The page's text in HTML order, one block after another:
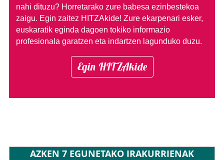
nahi dituzu? Horretarako zure babesa ezinbestekoa
zaigu. Egin zaitez HITZAkide! Zure ekarpenari esker,
euskaratik eginda dagoen tokiko informazio
profesionala garatzen eta indartzen lagunduko duzu.
Egin HITZAkide
AZKEN 7 EGUNETAKO IRAKURRIENAK